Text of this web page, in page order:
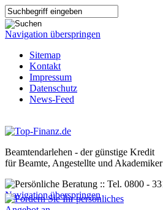
Navigation überspringen
Sitemap
Kontakt
Impressum
Datenschutz
News-Feed
Beamtendarlehen - der günstige Kredit
für Beamte, Angestellte und Akademiker
Navigation überspringen